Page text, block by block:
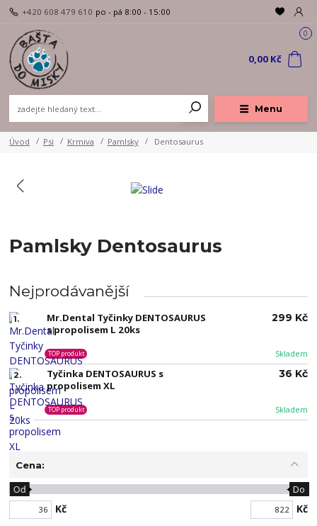
Menu
+420 608 479 610 po - pá 8:00 - 15:00
0
0,00 Kč
Úvod Psi Krmiva Pamlsky Dentosaurus
Pamlsky Dentosaurus
Nejprodávanější
1.
Mr.Dental Tyčinky DENTOSAURUS
s propolisem L 20ks
Skladem
TOP produkt
299 Kč
2.
Tyčinka DENTOSAURUS s
propolisem XL
Skladem
TOP produkt
36 Kč
Cena:
Kč
Od Do
Kč